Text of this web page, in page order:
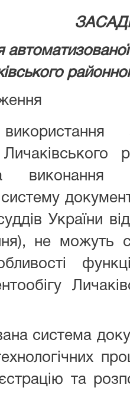
України
не можуть
система
та